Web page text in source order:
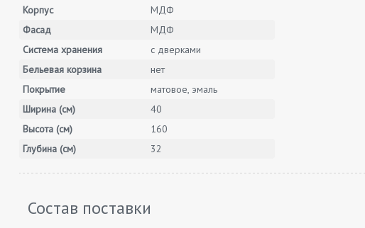
Корпус
МДФ
Фасад
МДФ
Система хранения
с дверками
Бельевая корзина
нет
Покрытие
матовое, эмаль
Ширина (см)
40
Высота (см)
160
Глубина (см)
32
Состав поставки